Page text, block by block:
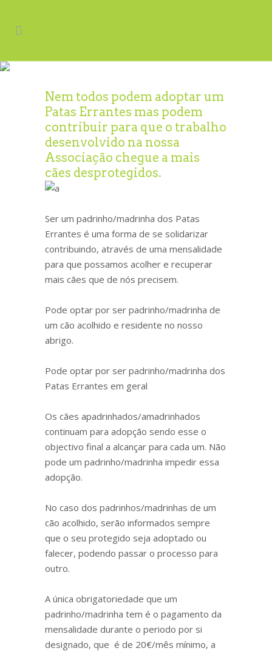
Nem todos podem adoptar um
Patas Errantes mas podem
contribuir para que o trabalho
desenvolvido na nossa
Associação chegue a mais
cães desprotegidos.
Ser um padrinho/madrinha dos Patas
Errantes é uma forma de se solidarizar
contribuindo, através de uma mensalidade
para que possamos acolher e recuperar
mais cães que de nós precisem.
Pode optar por ser padrinho/madrinha de
um cão acolhido e residente no nosso
abrigo.
Pode optar por ser padrinho/madrinha dos
Patas Errantes em geral
Os cães apadrinhados/amadrinhados
continuam para adopção sendo esse o
objectivo final a alcançar para cada um. Não
pode um padrinho/madrinha impedir essa
adopção.
No caso dos padrinhos/madrinhas de um
cão acolhido, serão informados sempre
que o seu protegido seja adoptado ou
falecer, podendo passar o processo para
outro.
A única obrigatoriedade que um
padrinho/madrinha tem é o pagamento da
mensalidade durante o periodo por si
designado, que é de 20€/mês mínimo, a